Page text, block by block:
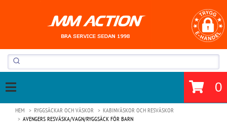
0
HEM RYGGSÄCKAR OCH VÄSKOR
KABINVÄSKOR OCH RESVÄSKOR
AVENGERS RESVÄSKA/VAGN/RYGGSÄCK FÖR BARN